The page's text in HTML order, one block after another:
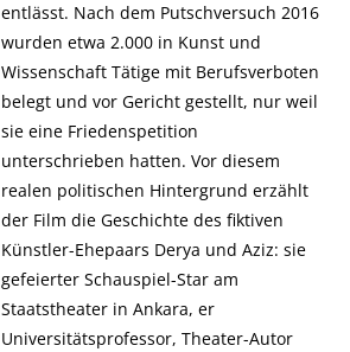
entlässt. Nach dem Putschversuch 2016
wurden etwa 2.000 in Kunst und
Wissenschaft Tätige mit Berufsverboten
belegt und vor Gericht gestellt, nur weil
sie eine Friedenspetition
unterschrieben hatten. Vor diesem
realen politischen Hintergrund erzählt
der Film die Geschichte des fiktiven
Künstler-Ehepaars Derya und Aziz: sie
gefeierter Schauspiel-Star am
Staatstheater in Ankara, er
Universitätsprofessor, Theater-Autor